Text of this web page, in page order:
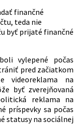
finančné
teda nie
byť prijaté finančné
vylepené počas
pred začiatkom
videoreklama na
byť zverejňovaná
reklama na
príspevky sa počas
statusy na sociálnej